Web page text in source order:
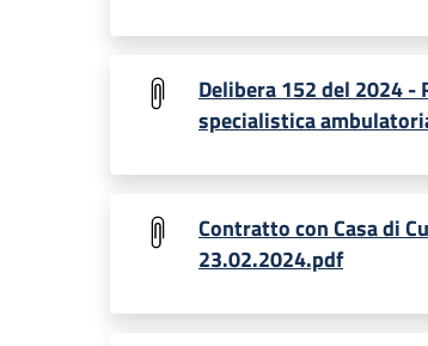
Delibera 152 del 2024
specialistica
Contratto con Casa di
23.02.2024.pdf